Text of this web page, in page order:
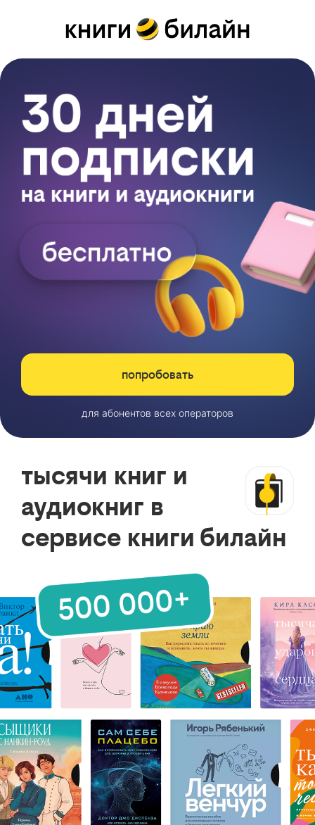
попробовать
для абонентов всех операторов
тысячи книг и
аудиокниг в
сервисе книги билайн